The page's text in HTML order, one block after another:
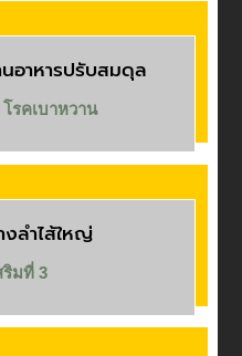
อาหารปรับสมดุล
โรคเบาหวาน
ลำไส้ใหญ่
ริมที่ 3